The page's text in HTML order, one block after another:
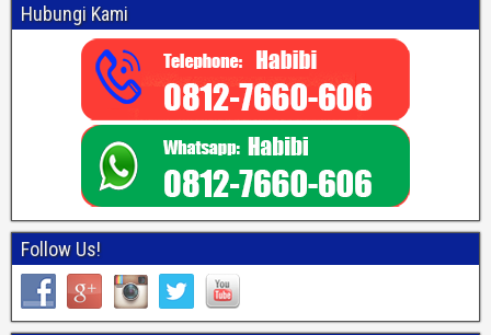
Hubungi Kami
Follow Us!